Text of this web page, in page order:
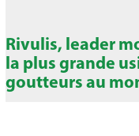
Rivulis, leader
la plus grande
goutteurs au